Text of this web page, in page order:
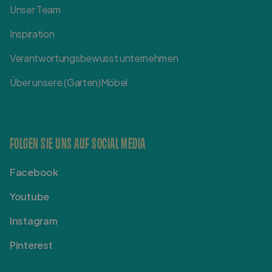
Unser Team
Inspiration
Verantwortungsbewusst unternehmen
Über unsere (Garten)Möbel
FOLGEN SIE UNS AUF SOCIAL MEDIA
Facebook
Youtube
Instagram
Pinterest